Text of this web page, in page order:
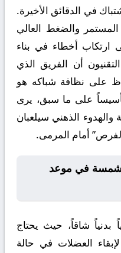
في الدقائق الأخيرة.
والضغط العالي
ارتكاب أخطاء في بناء
أن الفريق الذي
على نظافة شباكه هو
على ما سبق، يرى
والهدوء الذهني سيلعبان
أمام المرمى.
مشمسة في موعد
شاقاً، حيث يحتاج
العضلات في حالة